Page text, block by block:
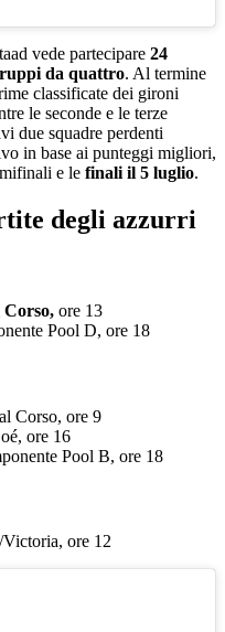
vede partecipare 24
da quattro. Al termine
classificate dei gironi
le seconde e le terze
due squadre perdenti
in base ai punteggi migliori,
e le finali il 5 luglio.
degli azzurri
ore 13
Pool D, ore 18
Corso, ore 9
ore 16
Pool B, ore 18
ore 12